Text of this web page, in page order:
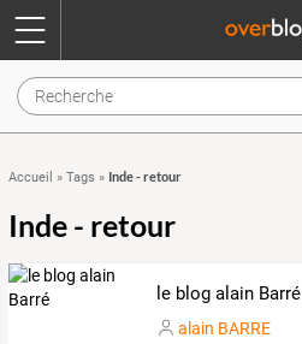
Accueil » Tags » Inde - retour
Inde - retour
le blog alain Barré
alain BARRE